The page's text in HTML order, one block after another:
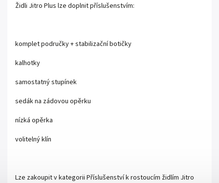
Židli Jitro Plus lze doplnit příslušenstvím:
komplet područky + stabilizační botičky
kalhotky
samostatný stupínek
sedák na zádovou opěrku
nízká opěrka
volitelný klín
Lze zakoupit v kategorii Příslušenství k rostoucím židlím Jitro